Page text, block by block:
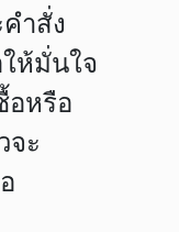
ำสั่ง
ห้มั่นใจ
อหรือ
จะ